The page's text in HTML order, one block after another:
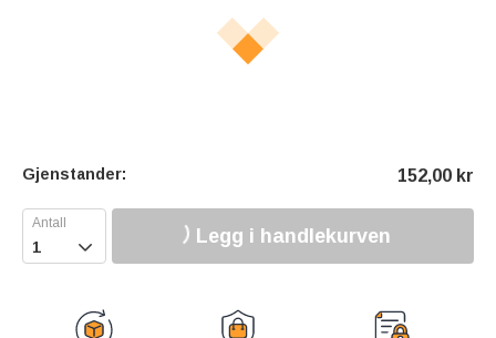
Gjenstander: 152,00 kr
 Legg i handlekurven